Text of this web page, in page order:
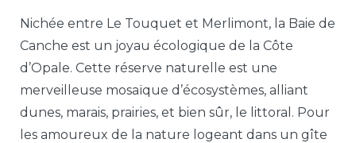
Nichée entre Le Touquet et Merlimont, la Baie de
Canche est un joyau écologique de la Côte
d’Opale. Cette réserve naturelle est une
merveilleuse mosaïque d’écosystèmes, alliant
dunes, marais, prairies, et bien sûr, le littoral. Pour
les amoureux de la nature logeant dans un gîte